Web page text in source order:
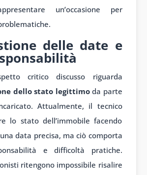
un’occasione per
delle date e
critico discusso riguarda
dello stato legittimoda parte
Attualmente, il tecnico
lo stato dell’immobile facendo
data precisa, ma ciò comporta
e difficoltà pratiche.
ritengono impossibile risalire